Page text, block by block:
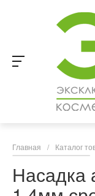
Главная / Каталог
Насадка